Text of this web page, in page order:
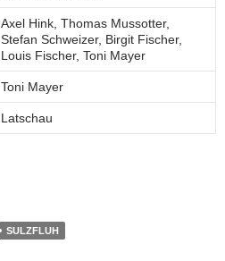
Axel Hink, Thomas Mussotter,
Stefan Schweizer, Birgit Fischer,
Louis Fischer, Toni Mayer
Toni Mayer
Latschau
SULZFLUH